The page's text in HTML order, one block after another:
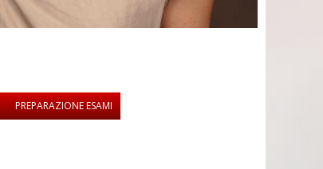
PREPARAZIONE ESAMI